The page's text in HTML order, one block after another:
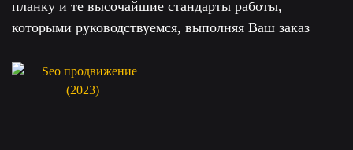
планку и те высочайшие стандарты работы,
которыми руководствуемся, выполняя Ваш заказ